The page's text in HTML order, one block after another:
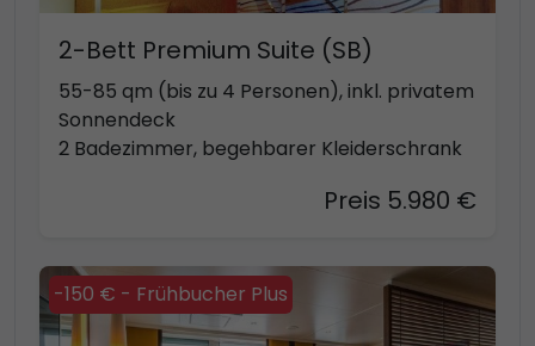
2-Bett Premium Suite (SB)
55-85 qm (bis zu 4 Personen), inkl. privatem
Sonnendeck
2 Badezimmer, begehbarer Kleiderschrank
Preis 5.980 €
-150 € - Frühbucher Plus